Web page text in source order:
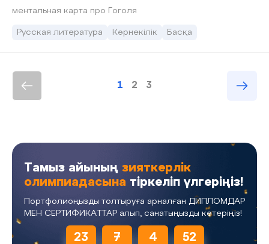
ментальная карта про Гоголя
Русская литература Көрнекілік Басқа
1 2 3
Тамыз айының зияткерлік
олимпиадасына тіркеліп үлгеріңіз!
Портфолиоңызды толтыруға арналған ДИПЛОМДАР
МЕН СЕРТИФИКАТТАР алып, санатыңызды көтеріңіз!
23 7 4 51